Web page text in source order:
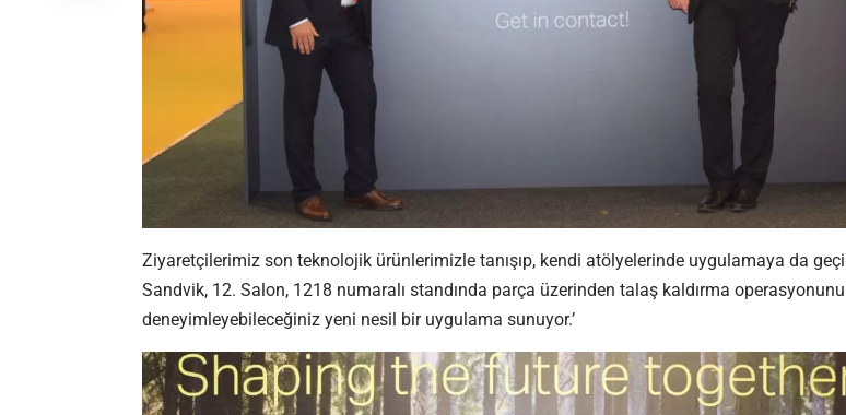
Ziyaretçilerimiz son teknolojik ürünlerimizle tanışıp, kendi atölyelerinde uygulamaya da
Sandvik, 12. Salon, 1218 numaralı standında parça üzerinden talaş kaldırma operasyonunu
deneyimleyebileceğiniz yeni nesil bir uygulama sunuyor.’